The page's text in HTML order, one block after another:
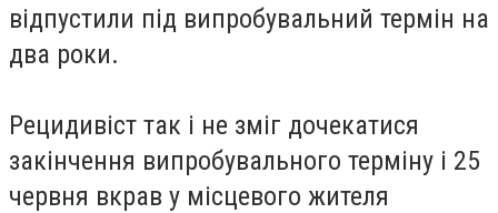
відпустили під випробувальний термін на
два роки.
Рецидивіст так і не зміг дочекатися
закінчення випробувального терміну і 25
червня вкрав у місцевого жителя